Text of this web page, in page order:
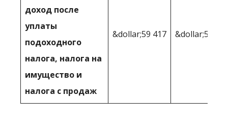
доход после
уплаты
подоходного
налога, налога на
имущество и
налога с продаж
&dollar;59 417